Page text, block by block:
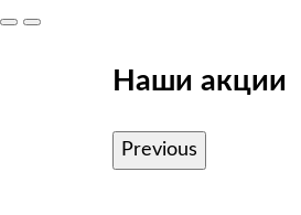
Наши акции
Previous